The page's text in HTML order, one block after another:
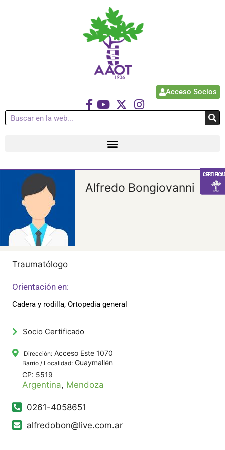
Acceso Socios
Alfredo Bongiovanni
Traumatólogo
Orientación en:
Cadera y rodilla, Ortopedia general
Socio Certificado
Dirección: Acceso Este 1070
Barrio / Localidad: Guaymallén
CP: 5519
Argentina, Mendoza
0261-4058651
alfredobon@live.com.ar